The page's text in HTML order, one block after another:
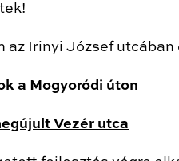
az Irinyi József
a Mogyoródi úton
Vezér utca